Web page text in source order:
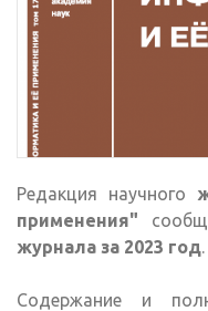
Редакция научного
применения"
журнала за 2023 год.
Содержание и